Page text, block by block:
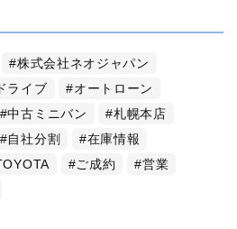
株式会社ネオジャパン
ライブ
オートローン
中古ミニバン
札幌本店
自社分割
在庫情報
ご成約
営業